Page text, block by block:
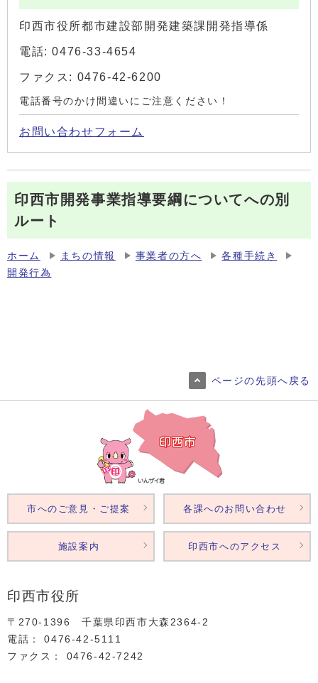
印西市役所都市建設部開発建築課開発指導係
電話: 0476-33-4654
ファクス: 0476-42-6200
電話番号のかけ間違いにご注意ください！
お問い合わせフォーム
印西市開発事業指導要綱についてへの別
ルート
ホーム まちの情報 事業者の方へ
各種手続き
開発行為
ページの先頭へ戻る
印西市役所
〒270-1396 千葉県印西市大森2364‐2
電話： 0476‐42‐5111
ファクス： 0476‐42‐7242
市へのご意見・ご提案 各課へのお問い合わせ
施設案内 印西市へのアクセス